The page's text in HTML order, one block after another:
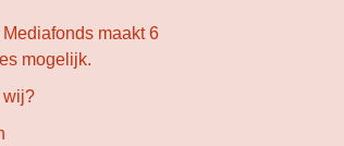
maakt 6
mogelijk.
wij?